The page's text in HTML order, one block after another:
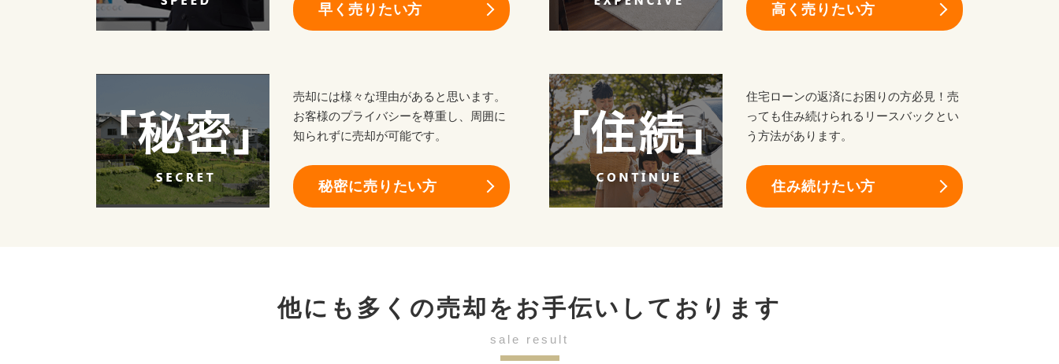
早く売りたい方 高く売りたい方
売却には様々な理由があると思います。
お客様のプライバシーを尊重し、周囲に
知られずに売却が可能です。
秘密に売りたい方
住宅ローンの返済にお困りの方必見！売
っても住み続けられるリースバックとい
う方法があります。
住み続けたい方
他にも多くの売却を お手伝いしております
sale result